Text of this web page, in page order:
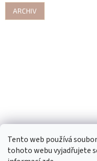
Tento web používá
tohoto webu vyjadřujete
ARCHIV